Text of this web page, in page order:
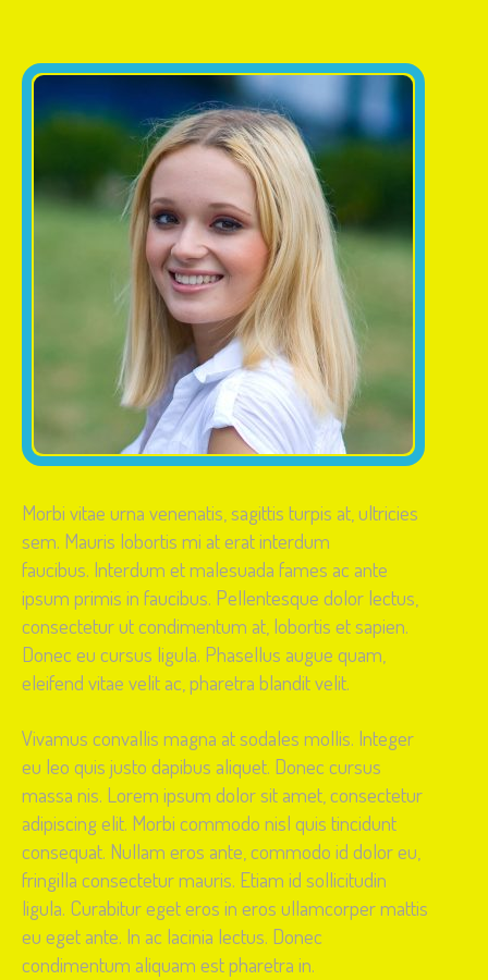
Morbi vitae urna venenatis, sagittis turpis at, ultricies
sem. Mauris lobortis mi at erat interdum
faucibus. Interdum et malesuada fames ac ante
ipsum primis in faucibus. Pellentesque dolor lectus,
consectetur ut condimentum at, lobortis et sapien.
Donec eu cursus ligula. Phasellus augue quam,
eleifend vitae velit ac, pharetra blandit velit.
Vivamus convallis magna at sodales mollis. Integer
eu leo quis justo dapibus aliquet. Donec cursus
massa nis. Lorem ipsum dolor sit amet, consectetur
adipiscing elit. Morbi commodo nisl quis tincidunt
consequat. Nullam eros ante, commodo id dolor eu,
fringilla consectetur mauris. Etiam id sollicitudin
ligula. Curabitur eget eros in eros ullamcorper mattis
eu eget ante. In ac lacinia lectus. Donec
condimentum aliquam est pharetra in.